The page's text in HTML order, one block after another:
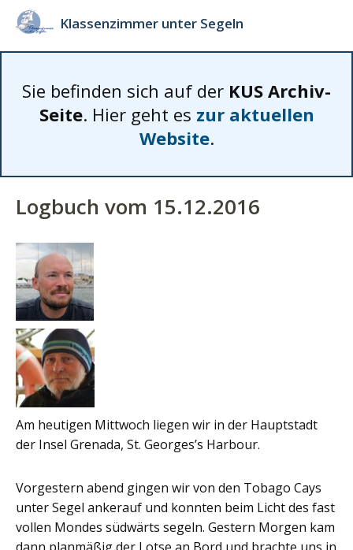
Klassenzimmer unter Segeln
Sie befinden sich auf der KUS Archiv-
Seite. Hier geht es zur aktuellen
Website.
Logbuch vom 15.12.2016
Am heutigen Mittwoch liegen wir in der Hauptstadt
der Insel Grenada, St. Georges’s Harbour.
Vorgestern abend gingen wir von den Tobago Cays
unter Segel ankerauf und konnten beim Licht des fast
vollen Mondes südwärts segeln. Gestern Morgen kam